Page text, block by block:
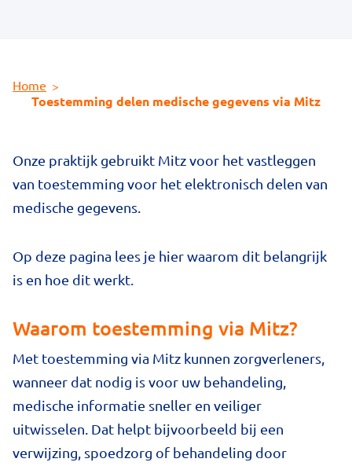
Home
Toestemming delen medische gegevens via Mitz
Onze praktijk gebruikt Mitz voor het vastleggen
van toestemming voor het elektronisch delen van
medische gegevens.
Op deze pagina lees je hier waarom dit belangrijk
is en hoe dit werkt.
Waarom toestemming via Mitz?
Met toestemming via Mitz kunnen zorgverleners,
wanneer dat nodig is voor uw behandeling,
medische informatie sneller en veiliger
uitwisselen. Dat helpt bijvoorbeeld bij een
verwijzing, spoedzorg of behandeling door